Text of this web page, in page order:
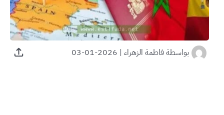
بواسطةفاطمة الزهراء |
2026-01-03